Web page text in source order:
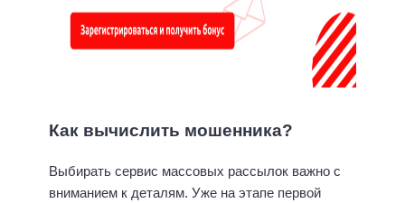
Как вычислить мошенника?
Выбирать сервис массовых рассылок важно с
вниманием к деталям. Уже на этапе первой